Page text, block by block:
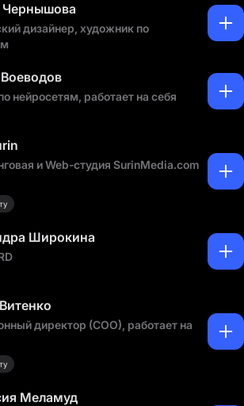
интересные места, мотивацию,
👩‍💻
в телеграмме:
asya_melamud
дизайнер, художник по
нейросетям, работает на себя
и Web-студия SurinMedia.com
Широкина
директор (COO), работает на
Меламуд